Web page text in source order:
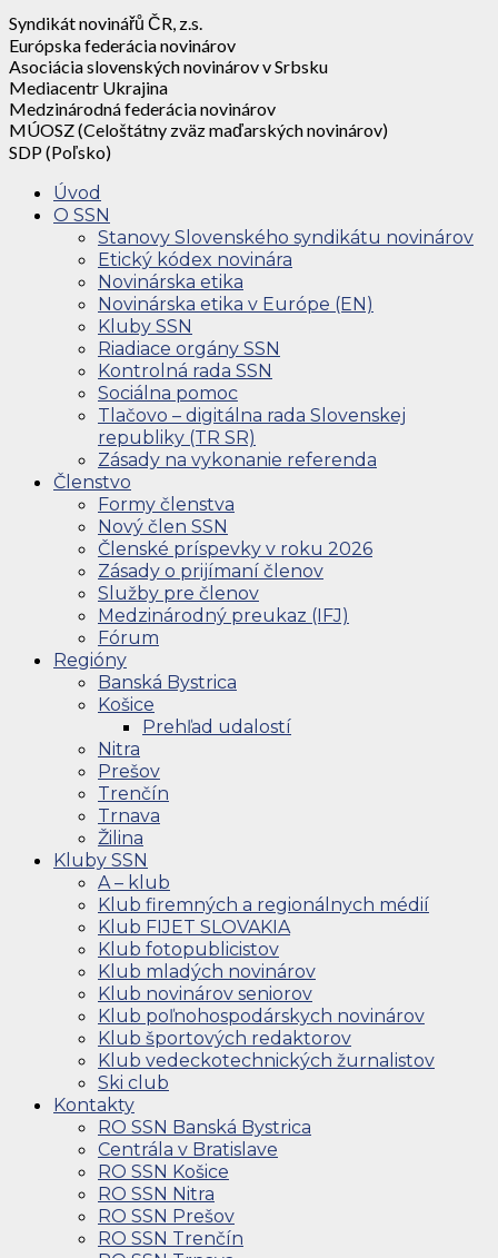
Syndikát novinářů ČR, z.s.
Európska federácia novinárov
Asociácia slovenských novinárov v Srbsku
Mediacentr Ukrajina
Medzinárodná federácia novinárov
MÚOSZ (Celoštátny zväz maďarských novinárov)
SDP (Poľsko)
Úvod
O SSN
Stanovy Slovenského syndikátu novinárov
Etický kódex novinára
Novinárska etika
Novinárska etika v Európe (EN)
Kluby SSN
Riadiace orgány SSN
Kontrolná rada SSN
Sociálna pomoc
Tlačovo – digitálna rada Slovenskej
republiky (TR SR)
Zásady na vykonanie referenda
Členstvo
Formy členstva
Nový člen SSN
Členské príspevky v roku 2026
Zásady o prijímaní členov
Služby pre členov
Medzinárodný preukaz (IFJ)
Fórum
Regióny
Banská Bystrica
Košice
Prehľad udalostí
Nitra
Prešov
Trenčín
Trnava
Žilina
Kluby SSN
A – klub
Klub firemných a regionálnych médií
Klub FIJET SLOVAKIA
Klub fotopublicistov
Klub mladých novinárov
Klub novinárov seniorov
Klub poľnohospodárskych novinárov
Klub športových redaktorov
Klub vedeckotechnických žurnalistov
Ski club
Kontakty
RO SSN Banská Bystrica
Centrála v Bratislave
RO SSN Košice
RO SSN Nitra
RO SSN Prešov
RO SSN Trenčín